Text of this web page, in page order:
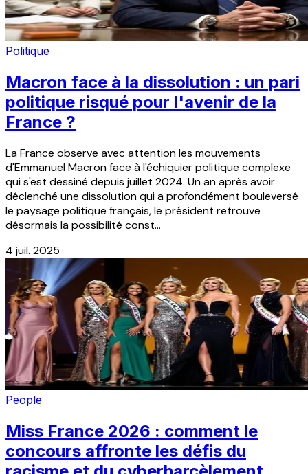
Politique
Macron face à la dissolution : un pari
politique risqué pour l'avenir de la
France ?
La France observe avec attention les mouvements
d'Emmanuel Macron face à l'échiquier politique complexe
qui s'est dessiné depuis juillet 2024. Un an après avoir
déclenché une dissolution qui a profondément bouleversé
le paysage politique français, le président retrouve
désormais la possibilité const...
4 juil. 2025
People
Miss France 2026 : comment le
concours affronte les défis du